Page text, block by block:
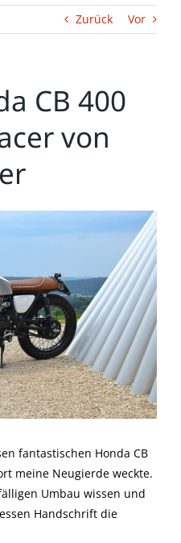
Zurück Vor
CB 400
von
fantastischen Honda CB
meine Neugierde weckte.
Umbau wissen und
Handschrift die